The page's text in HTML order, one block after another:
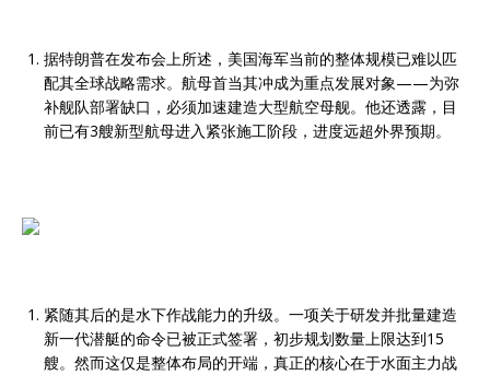
据特朗普在发布会上所述，美国海军当前的整体规模已难以匹
配其全球战略需求。航母首当其冲成为重点发展对象——为弥
补舰队部署缺口，必须加速建造大型航空母舰。他还透露，目
前已有3艘新型航母进入紧张施工阶段，进度远超外界预期。
紧随其后的是水下作战能力的升级。一项关于研发并批量建造
新一代潜艇的命令已被正式签署，初步规划数量上限达到15
艘。然而这仅是整体布局的开端，真正的核心在于水面主力战